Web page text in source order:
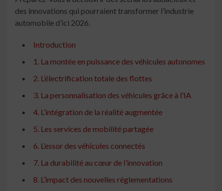
des innovations qui pourraient transformer l’industrie
automobile d’ici 2026.
Introduction
1. La montée en puissance des véhicules autonomes
2. L’électrification totale des flottes
3. La personnalisation des véhicules grâce à l’IA
4. L’intégration de la réalité augmentée
5. Les services de mobilité partagée
6. L’essor des véhicules connectés
7. La durabilité au cœur de l’innovation
8. L’impact des nouvelles réglementations